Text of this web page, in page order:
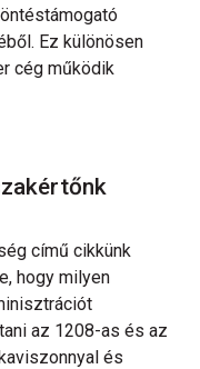
Ez különösen
cég működik
című cikkünk
hogy milyen
az 1208-as és az
és